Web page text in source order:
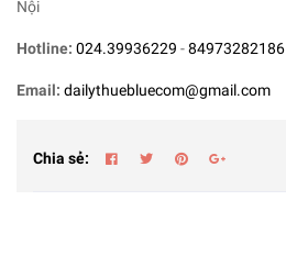
Nội
Hotline: 024.39936229 -84973282186
Email: dailythuebluecom@gmail.com
Chia sẻ: